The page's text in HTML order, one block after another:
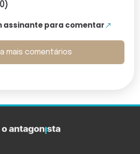
assinante para comentar
mais comentários